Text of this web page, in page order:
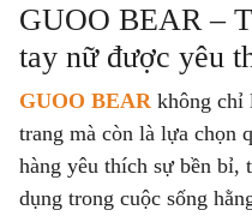
GUOO BEAR –
tay nữ được yêu
GUOO BEAR không chỉ
trang mà còn là lựa chọn
hàng yêu thích sự bền bỉ,
dụng trong cuộc sống